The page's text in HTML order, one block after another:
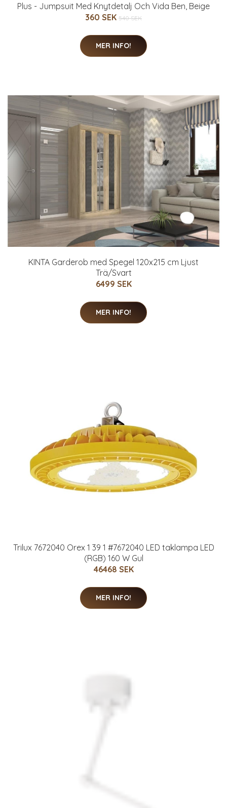
Plus - Jumpsuit Med Knytdetalj Och Vida Ben, Beige
360 SEK 540 SEK
MER INFO!
KINTA Garderob med Spegel 120x215 cm Ljust
Trä/Svart
6499 SEK
MER INFO!
Trilux 7672040 Orex 1 39 1 #7672040 LED taklampa LED
(RGB) 160 W Gul
46468 SEK
MER INFO!